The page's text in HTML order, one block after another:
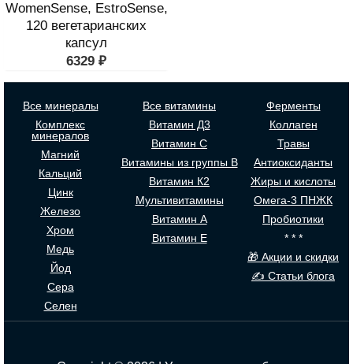
WomenSense, EstroSense,
120 вегетарианских
капсул
6329 ₽
Все минералы
Комплекс
минералов
Магний
Кальций
Цинк
Железо
Хром
Медь
Йод
Сера
Селен
Все витамины
Витамин Д3
Витамин С
Витамины из группы В
Витамин К2
Мультивитамины
Витамин А
Витамин Е
Ферменты
Коллаген
Травы
Антиоксиданты
Жиры и кислоты
Омега-3 ПНЖК
Пробиотики
* * *
🎁 Акции и скидки
✍ Статьи блога